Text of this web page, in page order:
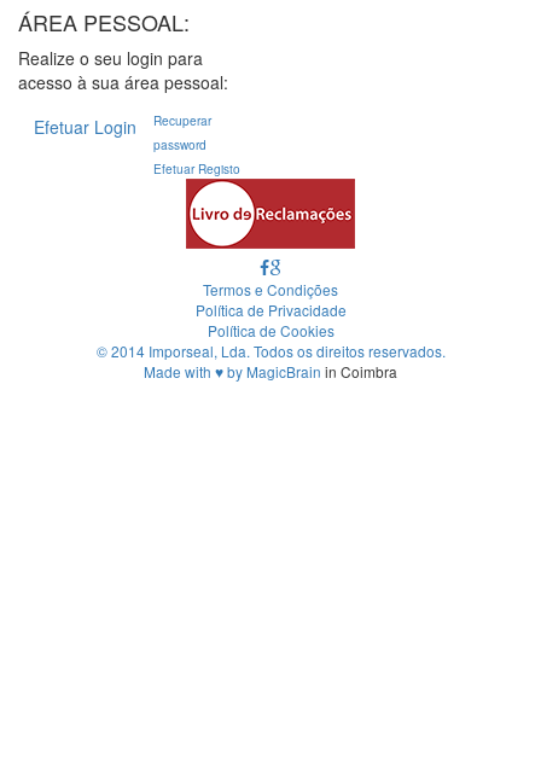
ÁREA PESSOAL:
Realize o seu login para
acesso à sua área pessoal:
Efetuar Login
Recuperar
password
Efetuar Registo
Termos e Condições
Política de Privacidade
Política de Cookies
© 2014 Imporseal, Lda. Todos os direitos reservados.
Made with ♥by MagicBrain in Coimbra